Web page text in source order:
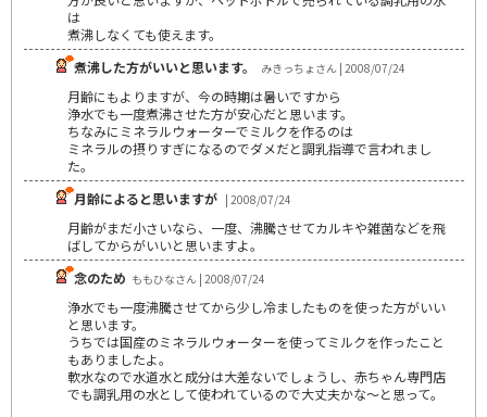
は
煮沸しなくても使えます。
煮沸した方がいいと思います。
みきっちょさん | 2008/07/24
月齢にもよりますが、今の時期は暑いですから
浄水でも一度煮沸させた方が安心だと思います。
ちなみにミネラルウォーターでミルクを作るのは
ミネラルの摂りすぎになるのでダメだと調乳指導で言われまし
た。
月齢によると思いますが | 2008/07/24
月齢がまだ小さいなら、一度、沸騰させてカルキや雑菌などを飛
ばしてからがいいと思いますよ。
念のため ももひなさん | 2008/07/24
浄水でも一度沸騰させてから少し冷ましたものを使った方がいい
と思います。
うちでは国産のミネラルウォーターを使ってミルクを作ったこと
もありましたよ。
軟水なので水道水と成分は大差ないでしょうし、赤ちゃん専門店
でも調乳用の水として使われているので大丈夫かな～と思って。